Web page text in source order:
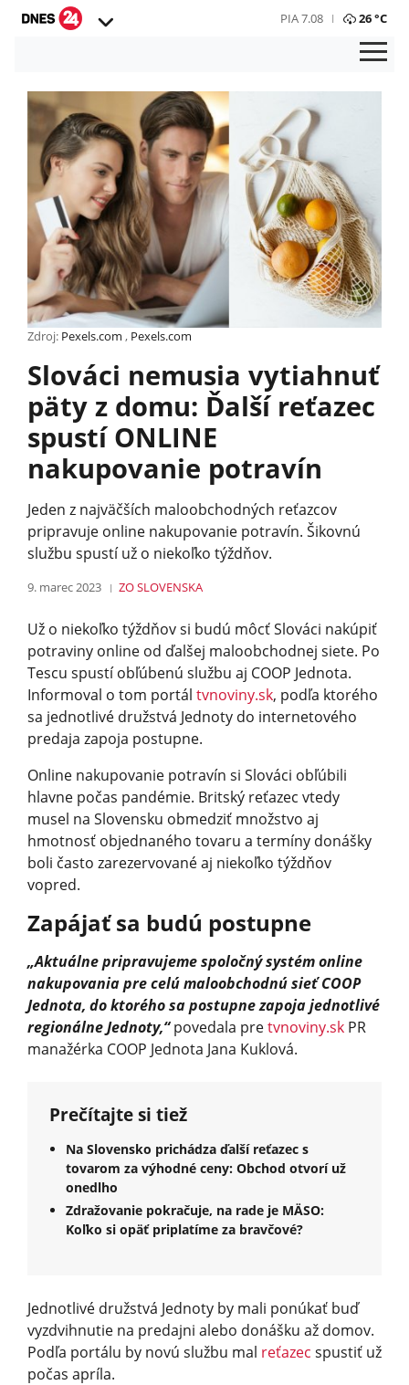
PIA 7.08 26 °C
Zdroj: Pexels.com , Pexels.com
Slováci nemusia vytiahnuť
päty z domu: Ďalší reťazec
spustí ONLINE
nakupovanie potravín
Jeden z najväčších maloobchodných reťazcov
pripravuje online nakupovanie potravín. Šikovnú
službu spustí už o niekoľko týždňov.
9. marec 2023 ZO SLOVENSKA
Už o niekoľko týždňov si budú môcť Slováci nakúpiť
potraviny online od ďalšej maloobchodnej siete. Po
Tescu spustí obľúbenú službu aj COOP Jednota.
Informoval o tom portál tvnoviny.sk, podľa ktorého
sa jednotlivé družstvá Jednoty do internetového
predaja zapoja postupne.
Online nakupovanie potravín si Slováci obľúbili
hlavne počas pandémie. Britský reťazec vtedy
musel na Slovensku obmedziť množstvo aj
hmotnosť objednaného tovaru a termíny donášky
boli často zarezervované aj niekoľko týždňov
vopred.
Zapájať sa budú postupne
„Aktuálne pripravujeme spoločný systém online
nakupovania pre celú maloobchodnú sieť COOP
Jednota, do ktorého sa postupne zapoja jednotlivé
regionálne Jednoty,“povedala pretvnoviny.sk PR
manažérka COOP Jednota Jana Kuklová.
Prečítajte si tiež
Na Slovensko prichádza ďalší reťazec s
tovarom za výhodné ceny: Obchod otvorí už
onedlho
Zdražovanie pokračuje, na rade je MÄSO:
Koľko si opäť priplatíme za bravčové?
Jednotlivé družstvá Jednoty by mali ponúkať buď
vyzdvihnutie na predajni alebo donášku až domov.
Podľa portálu by novú službu mal reťazec spustiť už
počas apríla.